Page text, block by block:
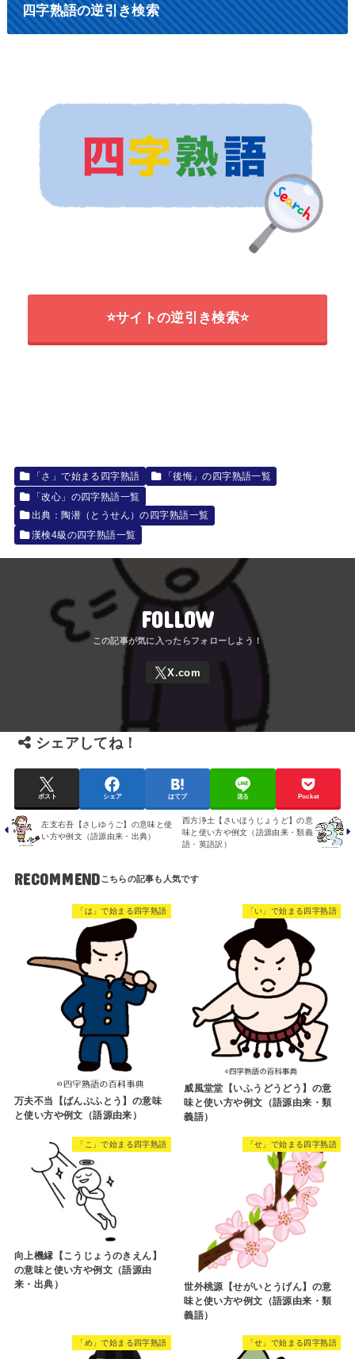
四字熟語の逆引き検索
⭐サイトの逆引き検索⭐
「さ」で始まる四字熟語
「後悔」の四字熟語一覧
「改心」の四字熟語一覧
出典：陶潜（とうせん）の四字熟語一覧
漢検4級の四字熟語一覧
FOLLOW
シェアしてね！
ポスト シェア はてブ 送る Pocket
左支右吾【さしゆうご】の意味と使
い方や例文（語源由来・出典）
西方浄土【さいほうじょうど】の意
味と使い方や例文（語源由来・類義
語・英語訳）
RECOMMEND
「は」で始まる四字熟語
万夫不当【ばんぷふとう】の意味
と使い方や例文（語源由来）
「い」で始まる四字熟語
威風堂堂【いふうどうどう】の意
味と使い方や例文（語源由来・類
義語）
「こ」で始まる四字熟語
向上機縁【こうじょうのきえん】
の意味と使い方や例文（語源由
来・出典）
「せ」で始まる四字熟語
世外桃源【せがいとうげん】の意
味と使い方や例文（語源由来・類
義語）
「め」で始まる四字熟語 「せ」で始まる四字熟語